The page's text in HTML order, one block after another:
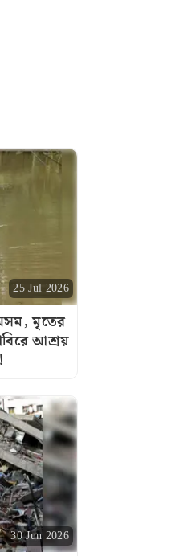
25 Jul 2026
মৃতের
আশ্রয়
30 Jun 2026